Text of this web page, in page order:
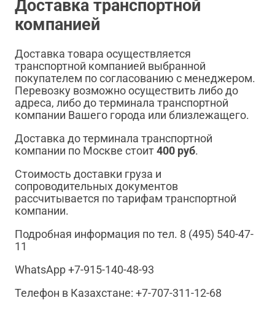
Доставка транспортной
компанией
Доставка товара осуществляется
транспортной компанией выбранной
покупателем по согласованию с менеджером.
Перевозку возможно осуществить либо до
адреса, либо до терминала транспортной
компании Вашего города или близлежащего.
Доставка до терминала транспортной
компании по Москве стоит400 руб.
Стоимость доставки груза и
сопроводительных документов
рассчитывается по тарифам транспортной
компании.
Подробная информация по тел. 8 (495) 540-47-
11
WhatsApp +7-915-140-48-93
Телефон в Казахстане: +7-707-311-12-68